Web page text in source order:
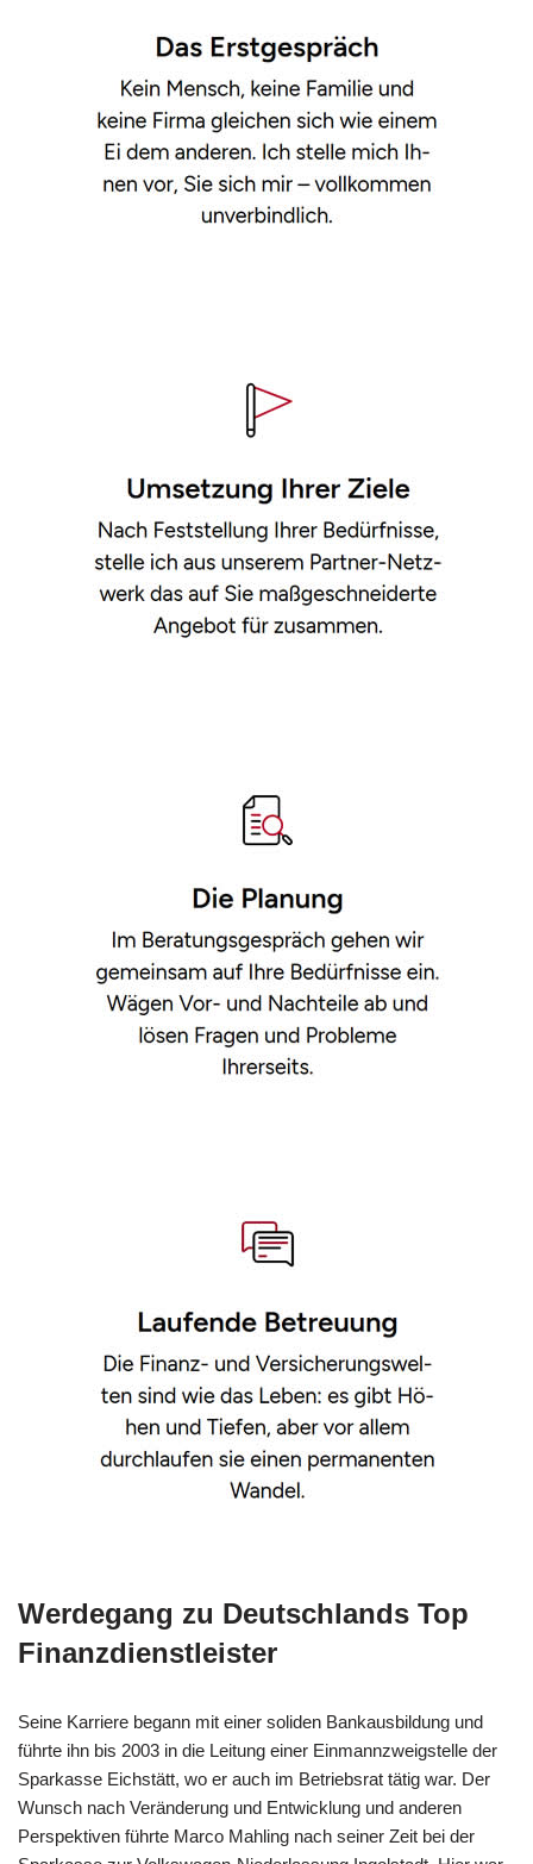
Werdegang zu Deutschlands Top
Finanzdienstleister
Seine Karriere begann mit einer soliden Bankausbildung und
führte ihn bis 2003 in die Leitung einer Einmannzweigstelle der
Sparkasse Eichstätt, wo er auch im Betriebsrat tätig war. Der
Wunsch nach Veränderung und Entwicklung und anderen
Perspektiven führte Marco Mahling nach seiner Zeit bei der